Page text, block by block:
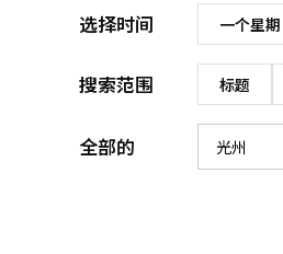
选择时间 一个星期
搜索范围 标题
全部的